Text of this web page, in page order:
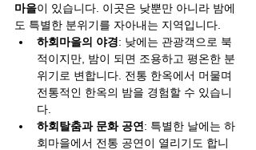
마을이 있습니다. 이곳은 낮뿐만 아니라 밤에
도 특별한 분위기를 자아내는 지역입니다.
하회마을의 야경: 낮에는 관광객으로 북
적이지만, 밤이 되면 조용하고 평온한 분
위기로 변합니다. 전통 한옥에서 머물며
전통적인 한옥의 밤을 경험할 수 있습니
다.
하회탈춤과 문화 공연: 특별한 날에는 하
회마을에서 전통 공연이 열리기도 합니